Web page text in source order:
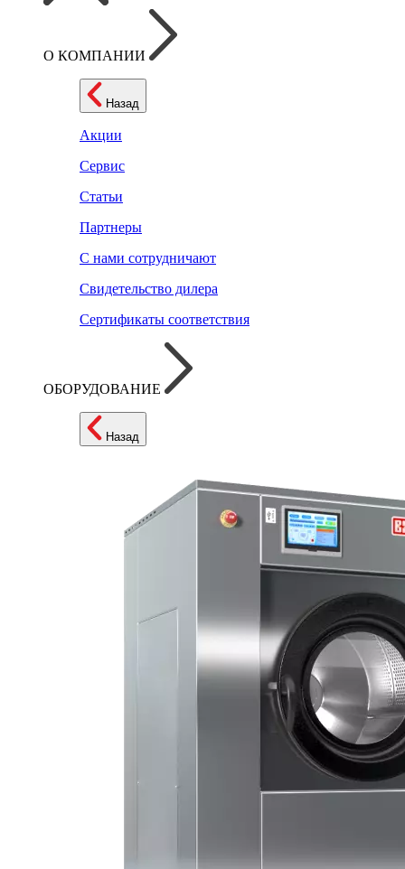
О КОМПАНИИ
Назад
Акции
Сервис
Статьи
Партнеры
С нами сотрудничают
Свидетельство дилера
Сертификаты соответствия
ОБОРУДОВАНИЕ
Назад